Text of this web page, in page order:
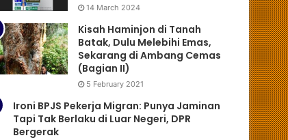
14 March 2024
Kisah Haminjon di Tanah
Batak, Dulu Melebihi Emas,
Sekarang di Ambang Cemas
(Bagian II)
5 February 2021
Ironi BPJS Pekerja Migran: Punya Jaminan
Tapi Tak Berlaku di Luar Negeri, DPR
Bergerak